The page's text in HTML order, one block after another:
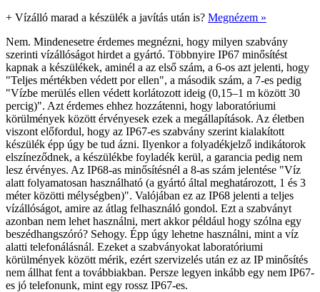
+ Vízálló marad a készülék a javítás után is? Megnézem »
Nem. Mindenesetre érdemes megnézni, hogy milyen szabvány
szerinti vízállóságot hirdet a gyártó. Többnyire IP67 minősítést
kapnak a készülékek, aminél a az első szám, a 6-os azt jelenti, hogy
"Teljes mértékben védett por ellen", a második szám, a 7-es pedig
"Vízbe merülés ellen védett korlátozott ideig (0,15–1 m között 30
percig)". Azt érdemes ehhez hozzátenni, hogy laboratóriumi
körülmények között érvényesek ezek a megállapítások. Az életben
viszont előfordul, hogy az IP67-es szabvány szerint kialakított
készülék épp úgy be tud ázni. Ilyenkor a folyadékjelző indikátorok
elszíneződnek, a készülékbe foyladék kerül, a garancia pedig nem
lesz érvényes. Az IP68-as minősítésnél a 8-as szám jelentése "Víz
alatt folyamatosan használható (a gyártó által meghatározott, 1 és 3
méter közötti mélységben)". Valójában ez az IP68 jelenti a teljes
vízállóságot, amire az átlag felhasználó gondol. Ezt a szabványt
azonban nem lehet használni, mert akkor például hogy szólna egy
beszédhangszóró? Sehogy. Épp úgy lehetne használni, mint a víz
alatti telefonálásnál. Ezeket a szabványokat laboratóriumi
körülmények között mérik, ezért szervizelés után ez az IP minősítés
nem állhat fent a továbbiakban. Persze legyen inkább egy nem IP67-
es jó telefonunk, mint egy rossz IP67-es.